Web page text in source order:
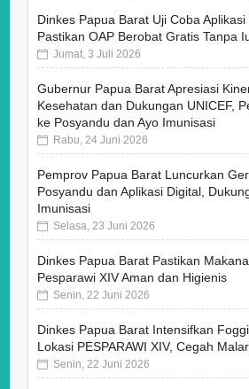
Dinkes Papua Barat Uji Coba
Pastikan OAP Berobat Gratis Tanpa
Jumat, 3 Juli 2026
Gubernur Papua Barat Apresiasi
Kesehatan dan Dukungan UNICEF,
ke Posyandu dan Ayo Imunisasi
Rabu, 24 Juni 2026
Pemprov Papua Barat Luncurkan
Posyandu dan Aplikasi Digital,
Imunisasi
Selasa, 23 Juni 2026
Dinkes Papua Barat Pastikan
Pesparawi XIV Aman dan Higienis
Senin, 22 Juni 2026
Dinkes Papua Barat Intensifkan
Lokasi PESPARAWI XIV, Cegah
Senin, 22 Juni 2026